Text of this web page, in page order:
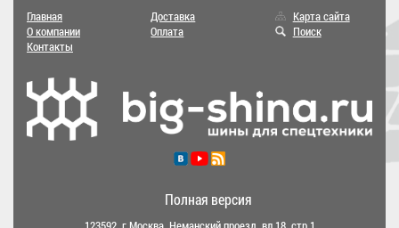
Главная
О компании
Контакты
Доставка
Оплата
Карта сайта
Поиск
Полная версия